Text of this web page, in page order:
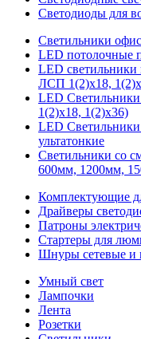
Светодиоды для
Светильники
LED потолочные
LED
ЛСП 1(2)х18,
LED
1(2)х18, 1(2)х36)
LED
ультатонкие
Светильники со
600мм, 1200мм,
Комплектующие
Драйверы
Патроны
Стартеры для
Шнуры сетевые и
Умный свет
Лампочки
Лента
Розетки